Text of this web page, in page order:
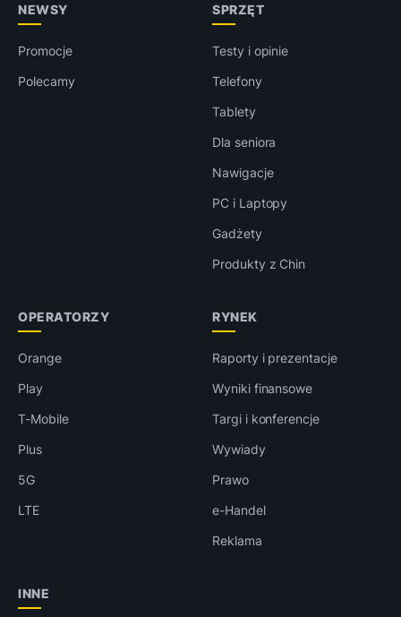
NEWSY
Promocje
Polecamy
SPRZĘT
Testy i opinie
Telefony
Tablety
Dla seniora
Nawigacje
PC i Laptopy
Gadżety
Produkty z Chin
OPERATORZY
Orange
Play
T-Mobile
Plus
5G
LTE
RYNEK
Raporty i prezentacje
Wyniki finansowe
Targi i konferencje
Wywiady
Prawo
e-Handel
Reklama
INNE